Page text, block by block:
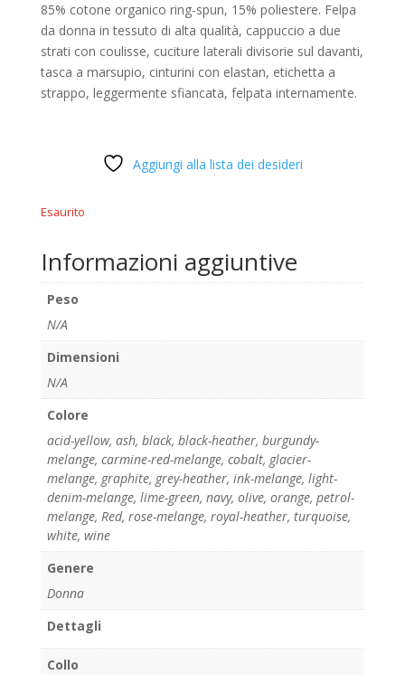
85% cotone organico ring-spun, 15% poliestere. Felpa
da donna in tessuto di alta qualità, cappuccio a due
strati con coulisse, cuciture laterali divisorie sul davanti,
tasca a marsupio, cinturini con elastan, etichetta a
strappo, leggermente sfiancata, felpata internamente.
Aggiungi alla lista dei desideri
Esaurito
Informazioni aggiuntive
Peso
N/A
Dimensioni
N/A
Colore
acid-yellow, ash, black, black-heather, burgundy-
melange, carmine-red-melange, cobalt, glacier-
melange, graphite, grey-heather, ink-melange, light-
denim-melange, lime-green, navy, olive, orange, petrol-
melange, Red, rose-melange, royal-heather, turquoise,
white, wine
Genere
Donna
Dettagli
Collo